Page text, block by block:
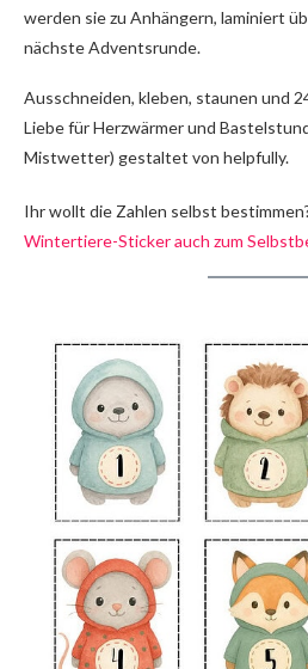
werden sie zu Anhängern, laminiert
nächste Adventsrunde.
Ausschneiden, kleben, staunen und
Liebe für Herzwärmer und
Mistwetter) gestaltet von helpfully.
Ihr wollt die Zahlen selbst
Wintertiere-Sticker auch zum